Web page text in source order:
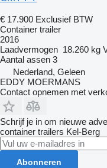
€ 17.900 Exclusief BTW
Container trailer
2016
Laadvermogen 18.260 kg
Aantal assen 3
Nederland, Geleen
EDDY MOERMANS
Contact opnemen met
Schrijf je in om nieuwe
container trailers Kel-Berg
Abonneren